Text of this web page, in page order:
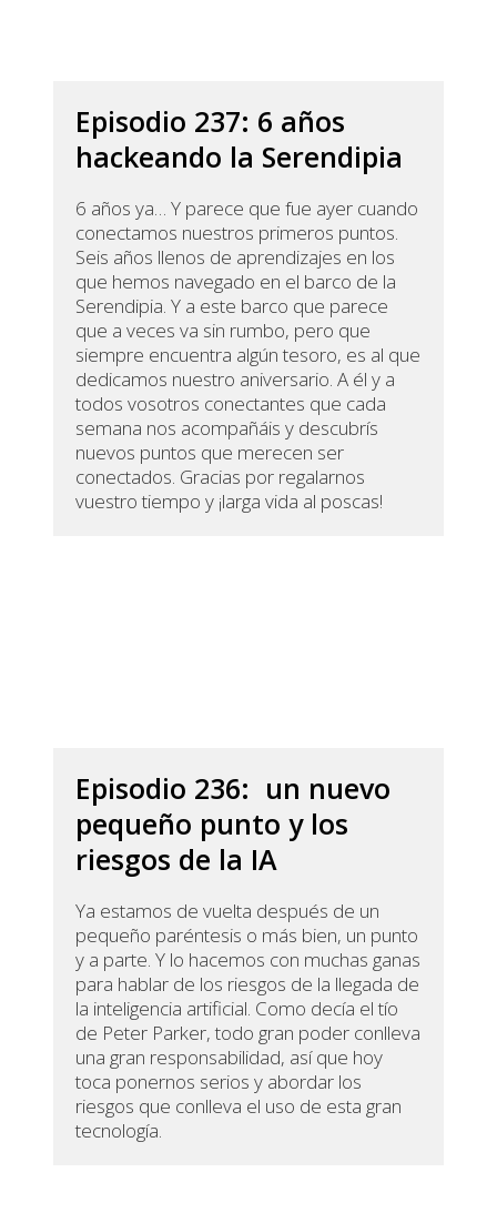
Episodio 237: 6 años
hackeando la Serendipia
6 años ya… Y parece que fue ayer cuando
conectamos nuestros primeros puntos.
Seis años llenos de aprendizajes en los
que hemos navegado en el barco de la
Serendipia. Y a este barco que parece
que a veces va sin rumbo, pero que
siempre encuentra algún tesoro, es al que
dedicamos nuestro aniversario. A él y a
todos vosotros conectantes que cada
semana nos acompañáis y descubrís
nuevos puntos que merecen ser
conectados. Gracias por regalarnos
vuestro tiempo y ¡larga vida al poscas!
Episodio 236: un nuevo
pequeño punto y los
riesgos de la IA
Ya estamos de vuelta después de un
pequeño paréntesis o más bien, un punto
y a parte. Y lo hacemos con muchas ganas
para hablar de los riesgos de la llegada de
la inteligencia artificial. Como decía el tío
de Peter Parker, todo gran poder conlleva
una gran responsabilidad, así que hoy
toca ponernos serios y abordar los
riesgos que conlleva el uso de esta gran
tecnología.